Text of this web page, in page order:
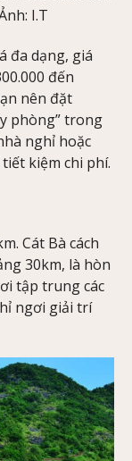
I.T
đa dạng, giá
đến
nên đặt
phòng” trong
nghỉ hoặc
kiệm chi phí.
Cát Bà cách
30km, là hòn
tập trung các
ngơi giải trí